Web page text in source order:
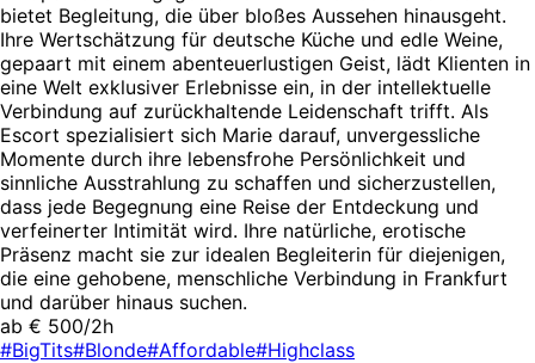
bietet Begleitung, die über bloßes Aussehen hinausgeht.
Ihre Wertschätzung für deutsche Küche und edle Weine,
gepaart mit einem abenteuerlustigen Geist, lädt Klienten in
eine Welt exklusiver Erlebnisse ein, in der intellektuelle
Verbindung auf zurückhaltende Leidenschaft trifft. Als
Escort spezialisiert sich Marie darauf, unvergessliche
Momente durch ihre lebensfrohe Persönlichkeit und
sinnliche Ausstrahlung zu schaffen und sicherzustellen,
dass jede Begegnung eine Reise der Entdeckung und
verfeinerter Intimität wird. Ihre natürliche, erotische
Präsenz macht sie zur idealen Begleiterin für diejenigen,
die eine gehobene, menschliche Verbindung in Frankfurt
und darüber hinaus suchen.
ab € 500/2h
#BigTits#Blonde#Affordable#Highclass